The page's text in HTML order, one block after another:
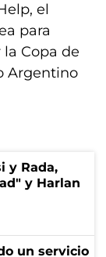
el
para
Copa de
Argentino
y Rada,
y Harlan
un servicio